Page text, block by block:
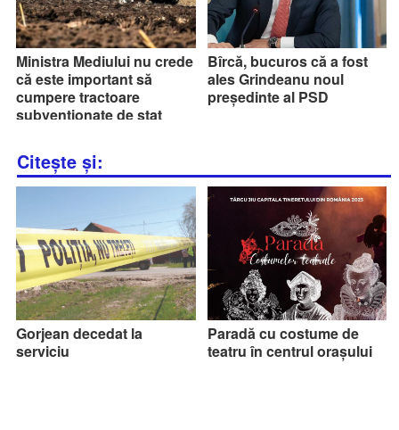
Ministra Mediului nu crede
că este important să
cumpere tractoare
subvenționate de stat
Bîrcă, bucuros că a fost
ales Grindeanu noul
președinte al PSD
Citește și:
Gorjean decedat la
serviciu
Paradă cu costume de
teatru în centrul orașului